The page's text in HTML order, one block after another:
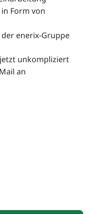
Form von
enerix-Gruppe
unkompliziert
an